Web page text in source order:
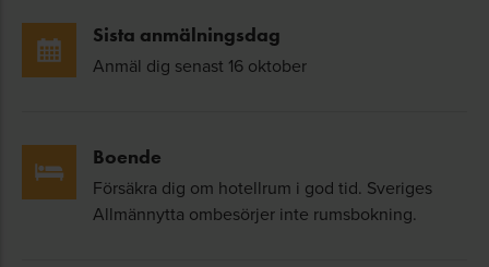
Sista anmälningsdag
Anmäl dig senast 16 oktober
Boende
Försäkra dig om hotellrum i god tid. Sveriges
Allmännytta ombesörjer inte rumsbokning.